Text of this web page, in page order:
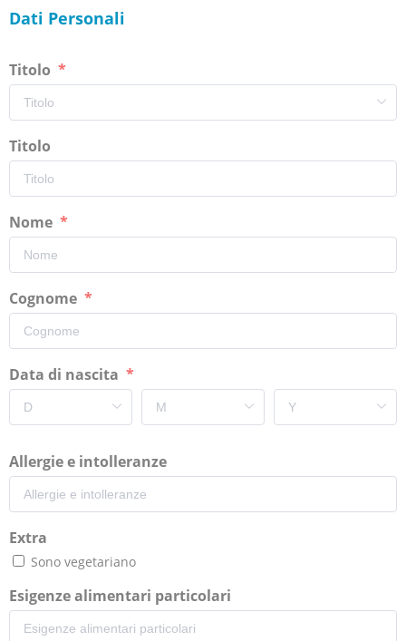
Dati Personali
Titolo
Titolo
Nome
Cognome
Data di nascita
Allergie e intolleranze
Extra
Sono vegetariano
Esigenze alimentari particolari